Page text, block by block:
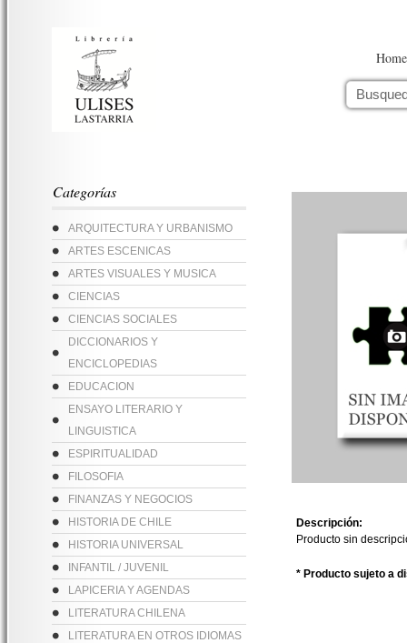
Home
Categorías
ARQUITECTURA Y URBANISMO
ARTES ESCENICAS
ARTES VISUALES Y MUSICA
CIENCIAS
CIENCIAS SOCIALES
DICCIONARIOS Y
ENCICLOPEDIAS
EDUCACION
ENSAYO LITERARIO Y
LINGUISTICA
ESPIRITUALIDAD
FILOSOFIA
FINANZAS Y NEGOCIOS
HISTORIA DE CHILE
HISTORIA UNIVERSAL
INFANTIL / JUVENIL
LAPICERIA Y AGENDAS
LITERATURA CHILENA
LITERATURA EN OTROS IDIOMAS
Descripción:
Producto sin
* Producto sujeto a